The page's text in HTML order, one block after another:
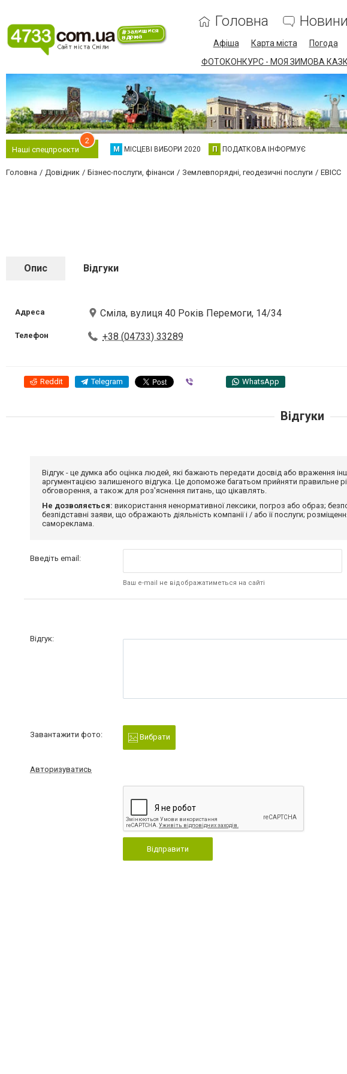
Головна Новини
Афіша Карта міста Погода
ФОТОКОНКУРС - МОЯ ЗИМОВА
Наші спецпроєкти
2
М МІСЦЕВІ ВИБОРИ 2020 П ПОДАТКОВА ІНФОРМУЄ
Головна Довідник Бізнес-послуги, фінанси Землевпорядні, геодезичні послуги ЕВІСС
Опис Відгуки
Адреса Сміла, вулиця 40 Років Перемоги, 14/34
Телефон +38 (04733) 33289
Reddit Telegram WhatsApp
Відгуки
Відгук - це думка або оцінка людей, які бажають передати досвід або враження
аргументацією залишеного відгука. Це допоможе багатьом прийняти правильне
обговорення, а також для роз'яснення питань, що цікавлять.
Не дозволяється: використання ненормативної лексики, погроз або образ;
безпідставні заяви, що ображають діяльність компанії і / або її послуги;
самореклама.
Введіть email:
Ваш e-mail не відображатиметься на сайті
Відгук:
Завантажити фото: Вибрати
Авторизуватись
Відправити